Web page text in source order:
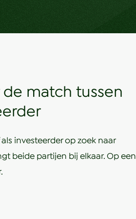
zult u Santen & Gasille
match tussen
investeerder op zoek naar
beide partijen bij elkaar. Op een